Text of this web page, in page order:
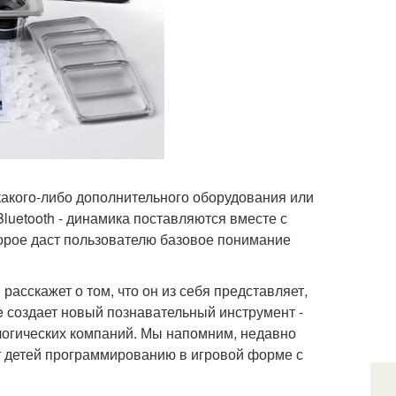
либо дополнительного оборудования или
- динамика поставляются вместе с
даст пользователю базовое понимание
о том, что он из себя представляет,
новый познавательный инструмент -
компаний. Мы напомним, недавно
детей программированию в игровой форме с